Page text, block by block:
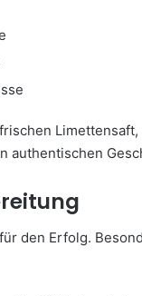
authentischen
den Erfolg.